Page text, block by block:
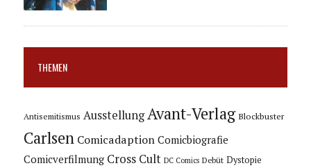
THEMEN
Antisemitismus Ausstellung Avant-Verlag Blockbuster
Carlsen Comicadaption Comicbiografie
Comicverfilmung Cross Cult DC Comics Debüt Dystopie